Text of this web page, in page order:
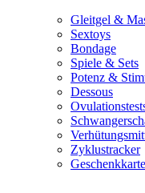
Gleitgel &
Sextoys
Bondage
Spiele & Sets
Potenz &
Dessous
Zyklustracker